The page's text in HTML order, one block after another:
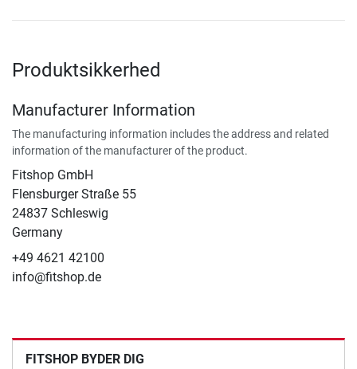
Produktsikkerhed
Manufacturer Information
The manufacturing information includes the address and related
information of the manufacturer of the product.
Fitshop GmbH
Flensburger Straße 55
24837 Schleswig
Germany
+49 4621 42100
info@fitshop.de
FITSHOP BYDER DIG